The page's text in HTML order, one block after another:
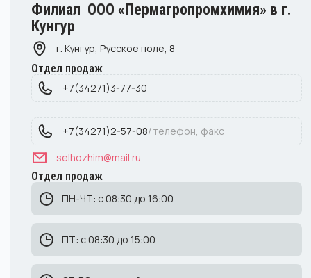
Филиал ООО «Пермагропромхимия» в г.
Кунгур
г. Кунгур, Русское поле, 8
Отдел продаж
+7(34271)3-77-30
+7(34271)2-57-08/ телефон, факс
selhozhim@mail.ru
Отдел продаж
ПН-ЧТ: с 08:30 до 16:00
ПТ: с 08:30 до 15:00